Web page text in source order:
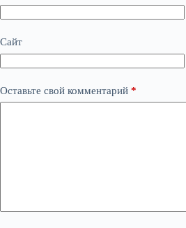
Сайт
Оставьте свой комментарий *